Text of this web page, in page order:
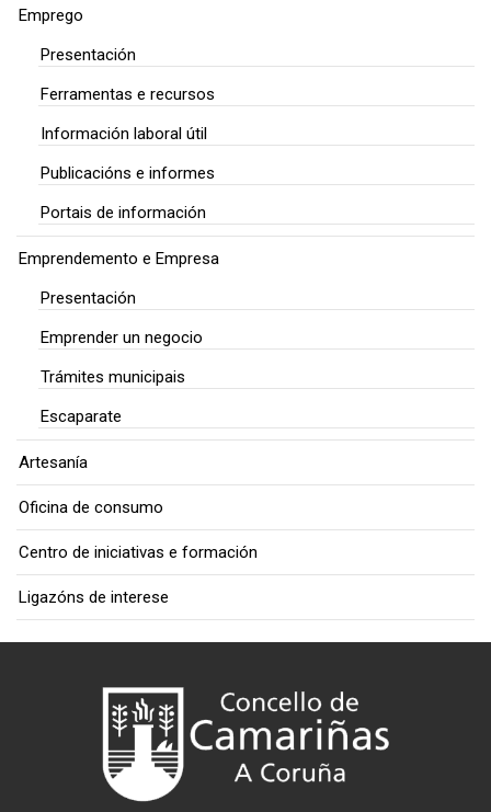
Emprego
Presentación
Ferramentas e recursos
Información laboral útil
Publicacións e informes
Portais de información
Emprendemento e Empresa
Presentación
Emprender un negocio
Trámites municipais
Escaparate
Artesanía
Oficina de consumo
Centro de iniciativas e formación
Ligazóns de interese